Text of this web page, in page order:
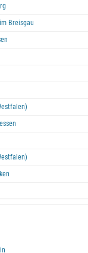
Breisgau